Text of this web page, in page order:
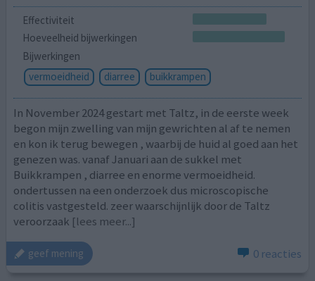
Effectiviteit
Hoeveelheid bijwerkingen
Bijwerkingen
vermoeidheid
diarree buikkrampen
In November 2024 gestart met Taltz, in de eerste week
begon mijn zwelling van mijn gewrichten al af te nemen
en kon ik terug bewegen , waarbij de huid al goed aan het
genezen was. vanaf Januari aan de sukkel met
Buikkrampen , diarree en enorme vermoeidheid.
ondertussen na een onderzoek dus microscopische
colitis vastgesteld. zeer waarschijnlijk door de Taltz
veroorzaak [lees meer...]
geef mening 0 reacties